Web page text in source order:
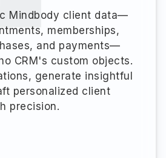
Mindbody client data—
memberships,
and payments—
CRM's custom objects.
generate insightful
personalized client
precision.